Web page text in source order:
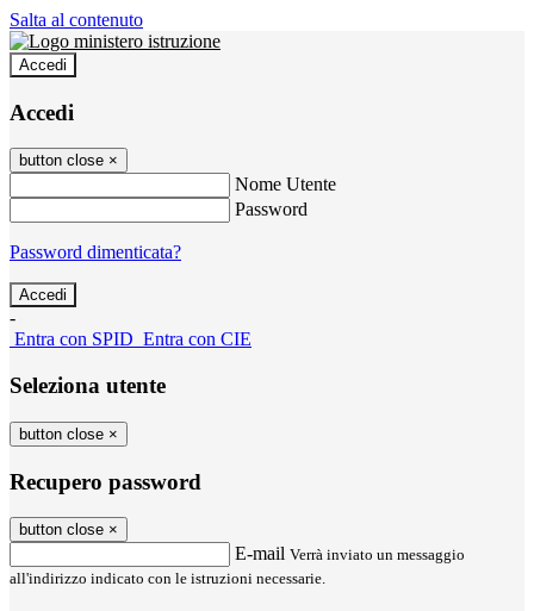
Salta al contenuto
Accedi
Accedi
button close ×
Nome Utente
Password
Password dimenticata?
-
Entra con SPID Entra con CIE
Seleziona utente
button close ×
Recupero password
button close ×
E-mail Verrà inviato un messaggio
all'indirizzo indicato con le istruzioni necessarie.